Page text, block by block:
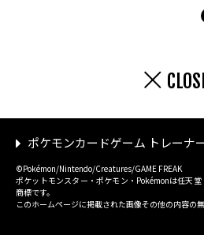
ポケモンカードゲーム トレーナ
©Pokémon/Nintendo/Creatures/GAME FREAK
ポケットモンスター・ポケモン・Pokémonは任天
商標です。
このホームページに掲載された画像その他の内容の